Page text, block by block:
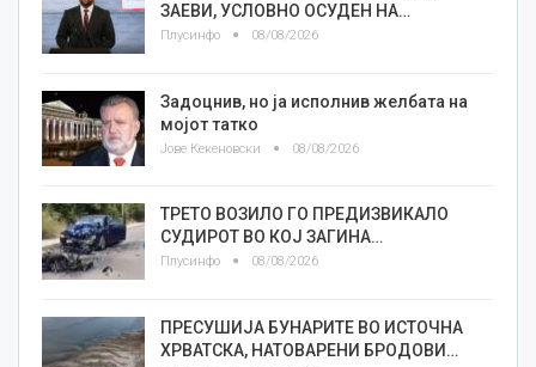
ЗАЕВИ, УСЛОВНО ОСУДЕН НА…
Плусинфо 08/08/2026
Задоцнив, но ја исполнив желбата на
мојот татко
Јове Кекеновски 08/08/2026
ТРЕТО ВОЗИЛО ГО ПРЕДИЗВИКАЛО
СУДИРОТ ВО КОЈ ЗАГИНА…
Плусинфо 08/08/2026
ПРЕСУШИЈА БУНАРИТЕ ВО ИСТОЧНА
ХРВАТСКА, НАТОВАРЕНИ БРОДОВИ…